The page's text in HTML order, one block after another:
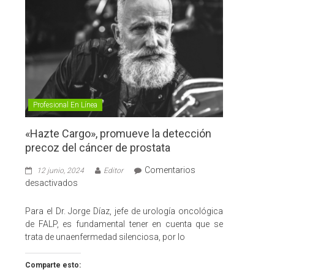
Profesional En Línea
«Hazte Cargo», promueve la detección
precoz del cáncer de prostata
12 junio, 2024 Editor
Comentarios
desactivados
Cargo»,
promueve
la
Para el Dr. Jorge Díaz, jefe de urología oncológica
de FALP, es fundamental tener en cuenta que se
trata de unaenfermedad silenciosa, por lo
Comparte esto: